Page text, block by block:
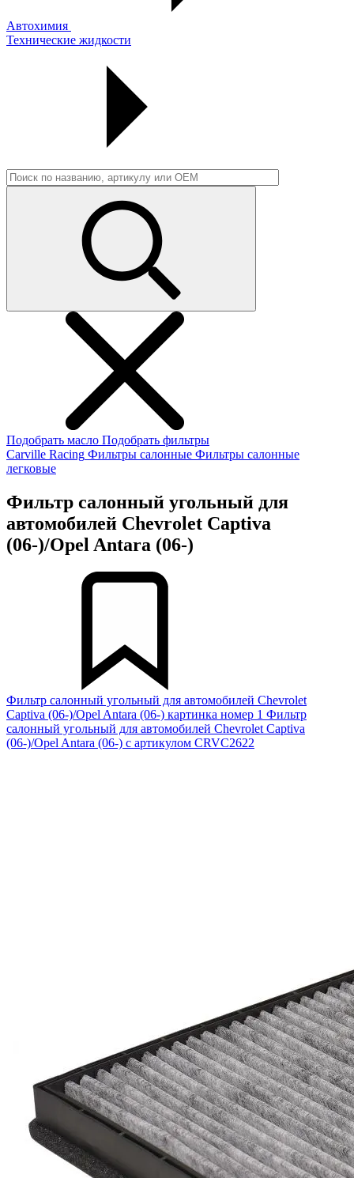
Автохимия
Технические жидкости
Подобрать масло Подобрать фильтры
Carville Racing Фильтры салонные Фильтры салонные
легковые
Фильтр салонный угольный для
автомобилей Chevrolet Captiva
(06-)/Opel Antara (06-)
Фильтр салонный угольный для автомобилей Chevrolet
Captiva (06-)/Opel Antara (06-) картинка номер 1 Фильтр
салонный угольный для автомобилей Chevrolet Captiva
(06-)/Opel Antara (06-) с артикулом CRVC2622